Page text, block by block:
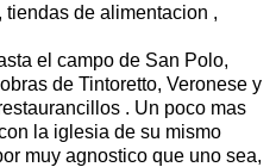
de alimentacion ,
el campo de San Polo,
de Tintoretto, Veronese y
. Un poco mas
la iglesia de su mismo
muy agnostico que uno sea,